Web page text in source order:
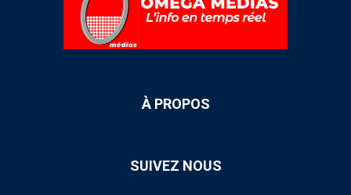
À PROPOS
SUIVEZ NOUS